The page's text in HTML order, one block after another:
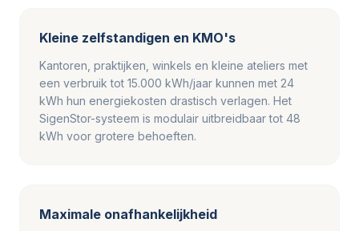
Kleine zelfstandigen en KMO's
Kantoren, praktijken, winkels en kleine ateliers met
een verbruik tot 15.000 kWh/jaar kunnen met 24
kWh hun energiekosten drastisch verlagen. Het
SigenStor-systeem is modulair uitbreidbaar tot 48
kWh voor grotere behoeften.
Maximale onafhankelijkheid